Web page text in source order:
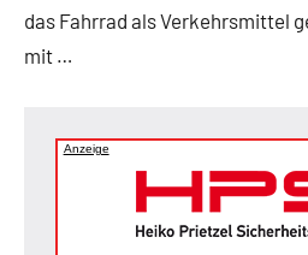
das Fahrrad als Verkehrsmittel
mit …
Anzeige